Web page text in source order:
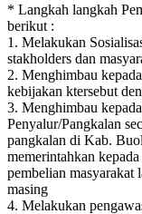
* Langkah langkah
berikut :
1. Melakukan
stakholders dan
2. Menghimbau
kebijakan ktersebut
3. Menghimbau
Penyalur/Pangkalan
pangkalan di Kab.
memerintahkan
pembelian masyarakat
masing
4. Melakukan